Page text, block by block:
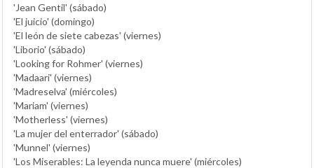
'Jean Gentil' (sábado)
'El juicio' (domingo)
'El león de siete cabezas' (viernes)
'Liborio' (sábado)
'Looking for Rohmer' (viernes)
'Madaari' (viernes)
'Madreselva' (miércoles)
'Mariam' (viernes)
'Motherless' (viernes)
'La mujer del enterrador' (sábado)
'Munnel' (viernes)
'Los Miserables: La leyenda nunca muere' (miércoles)